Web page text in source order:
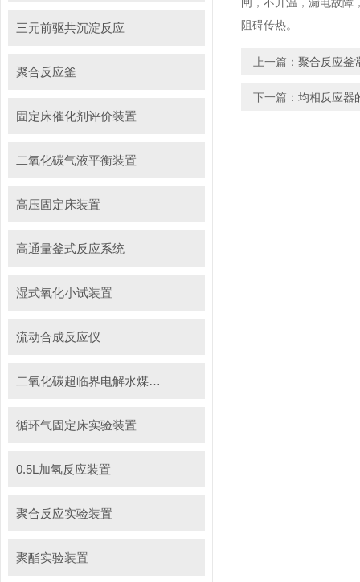
三元前驱共沉淀反应
聚合反应釜
固定床催化剂评价装置
二氧化碳气液平衡装置
高压固定床装置
高通量釜式反应系统
湿式氧化小试装置
流动合成反应仪
二氧化碳超临界电解水煤浆制甲烷装置
循环气固定床实验装置
0.5L加氢反应装置
聚合反应实验装置
聚酯实验装置
阻碍传热。
上一篇： 聚合反应釜
下一篇： 均相反应器